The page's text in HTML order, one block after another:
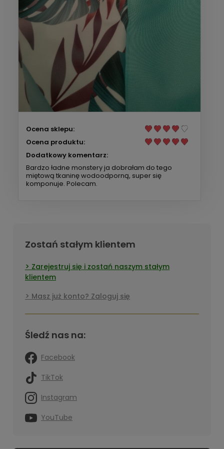
Ocena sklepu:
Ocena produktu:
Dodatkowy komentarz:
Bardzo ładne monstery ja dobrałam do tego
miętową tkaninę wodoodporną, super się
komponuje. Polecam.
Zostań stałym klientem
Zarejestruj się i zostań naszym stałym
klientem
Masz już konto? Zaloguj się
Śledź nas na:
Facebook
TikTok
Instagram
YouTube